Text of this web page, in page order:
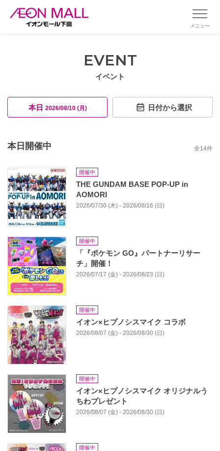
メニュー
EVENT
イベント
本日 2026/08/10 (月) 日付から選択
本日開催中 全14件
開催中
THE GUNDAM BASE POP-UP in
AOMORI
2026/07/30 (木) - 2026/08/16 (日)
開催中
「『ポケモン GO』パートナーリサー
チ」開催！
2026/07/17 (金) - 2026/08/23 (日)
開催中
イオン×ヒプノシスマイク コラボ
2026/08/07 (金) - 2026/08/30 (日)
開催中
イオン×ヒプノシスマイク オリジナルう
ちわプレゼント
2026/08/07 (金) - 2026/08/30 (日)
開催中